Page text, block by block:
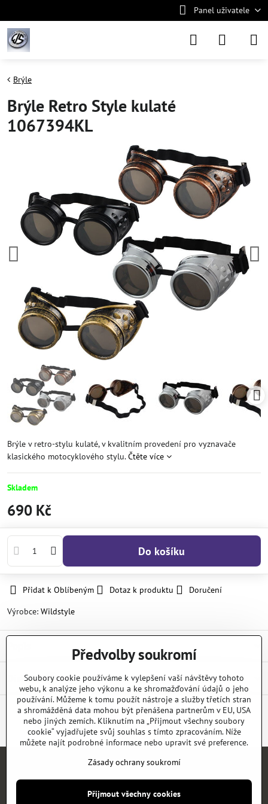
Panel uživatele
Brýle
Brýle Retro Style kulaté
1067394KL
Brýle v retro-stylu kulaté, v kvalitním provedení pro vyznavače
klasického motocyklového stylu.Čtěte více
Skladem
690 Kč
Do košíku
Přidat k Oblíbeným Dotaz k produktu
Doručení
Výrobce: Wildstyle
Diskuse 0
FacebookTwitterBlueskyPinterestReddit LinkedInWhatsApp
E-
mail
KATALOGY NEWS
Předvolby soukromí
Soubory cookie používáme k vylepšení vaší návštěvy tohoto
webu, k analýze jeho výkonu a ke shromažďování údajů o jeho
používání. Můžeme k tomu použít nástroje a služby třetích stran
a shromážděná data mohou být přenášena partnerům v EU, USA
nebo jiných zemích. Kliknutím na „Přijmout všechny soubory
cookie“ vyjadřujete svůj souhlas s tímto zpracováním. Níže
můžete najít podrobné informace nebo upravit své preference.
Zásady ochrany soukromí
Přijmout všechny cookies